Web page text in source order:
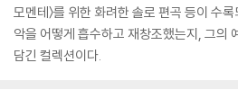
모멘테〉를 위한 화려한 솔로 편곡 등이 수
악을 어떻게 흡수하고 재창조했는지, 그의
담긴 컬렉션이다.